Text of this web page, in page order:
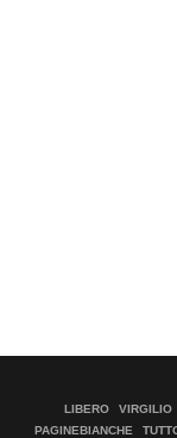
LIBERO VIRGILIO
PAGINEBIANCHE